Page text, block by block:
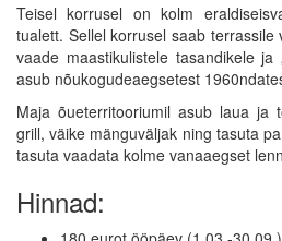
Teisel korrusel on kolm
tualett. Sellel korrusel saab
vaade maastikulistele tasandikele ja
asub nõukogudeaegsetest
Maja õueterritooriumil asub laua ja
grill, väike mänguväljak ning tasuta
tasuta vaadata kolme vanaaegset
Hinnad: